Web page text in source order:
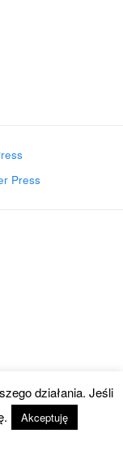
Press
działania. Jeśli
Akceptuję